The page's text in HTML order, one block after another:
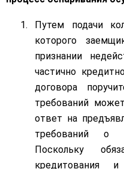
Путем подачи
которого
признании
частично
договора
требований
ответ на
требований о
Поскольку
кредитования и